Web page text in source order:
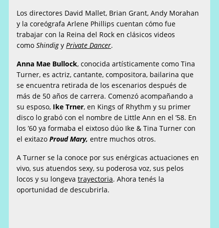
Los directores David Mallet, Brian Grant, Andy Morahan
y la coreógrafa Arlene Phillips cuentan cómo fue
trabajar con la Reina del Rock en clásicos videos
comoShindigyPrivate Dancer.
Anna Mae Bullock, conocida artísticamente como Tina
Turner, es actriz, cantante, compositora, bailarina que
se encuentra retirada de los escenarios después de
más de 50 años de carrera. Comenzó acompañando a
su esposo, Ike Trner, en Kings of Rhythm y su primer
disco lo grabó con el nombre de Little Ann en el ’58. En
los ’60 ya formaba el eixtoso dúo Ike & Tina Turner con
el exitazoProud Mary, entre muchos otros.
A Turner se la conoce por sus enérgicas actuaciones en
vivo, sus atuendos sexy, su poderosa voz, sus pelos
locos y su longevatrayectoria.​ Ahora tenés la
oportunidad de descubrirla.